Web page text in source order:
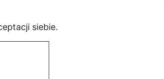
siebie.